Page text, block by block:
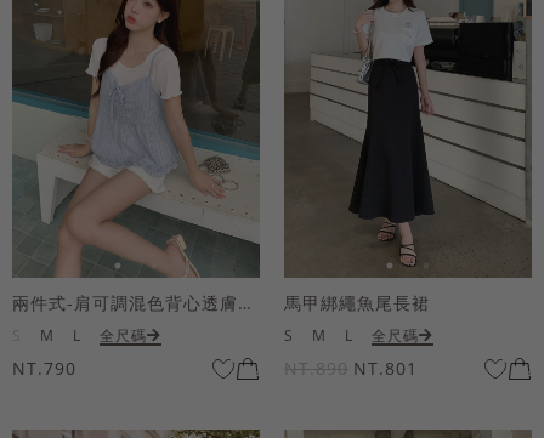
兩件式-肩可調混色背心透膚上衣套組
M L 全尺碼
NT.790
馬甲綁繩魚尾長裙
S M L 全尺碼
NT.890 NT.801